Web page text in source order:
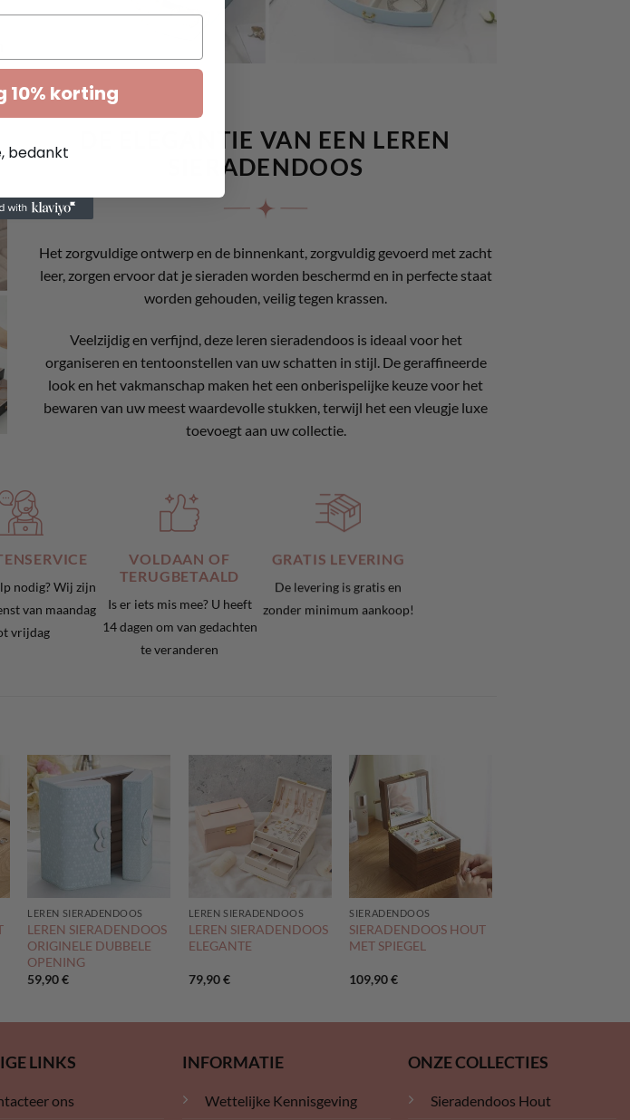
DE ELEGANTIE VAN EEN LEREN
SIERADENDOOS
Het zorgvuldige ontwerp en de binnenkant, zorgvuldig gevoerd met zacht
leer, zorgen ervoor dat je sieraden worden beschermd en in perfecte staat
worden gehouden, veilig tegen krassen.
Veelzijdig en verfijnd, deze leren sieradendoos is ideaal voor het
organiseren en tentoonstellen van uw schatten in stijl. De geraffineerde
look en het vakmanschap maken het een onberispelijke keuze voor het
bewaren van uw meest waardevolle stukken, terwijl het een vleugje luxe
toevoegt aan uw collectie.
nodig? Wij zijn
van maandag
vrijdag
VOLDAAN OF
TERUGBETAALD
Is er iets mis mee? U heeft
14 dagen om van gedachten
te veranderen
GRATIS LEVERING
De levering is gratis en
zonder minimum aankoop!
LEREN SIERADENDOOS
LEREN SIERADENDOOS
ORIGINELE DUBBELE
OPENING
59,90€
LEREN SIERADENDOOS
LEREN SIERADENDOOS
ELEGANTE
79,90€
SIERADENDOOS
SIERADENDOOS HOUT
MET SPIEGEL
109,90€
LINKS
ons
INFORMATIE
Wettelijke Kennisgeving
ONZE COLLECTIES
Sieradendoos Hout
10% korting
bedankt